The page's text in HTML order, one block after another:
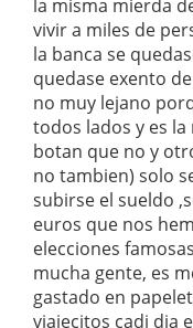
la misma mierda
vivir a miles de
la banca se
quedase exento
no muy lejano
todos lados y es
botan que no y
no tambien) solo
subirse el sueldo
euros que nos
elecciones
mucha gente, es
gastado en
viajecitos cadi dia